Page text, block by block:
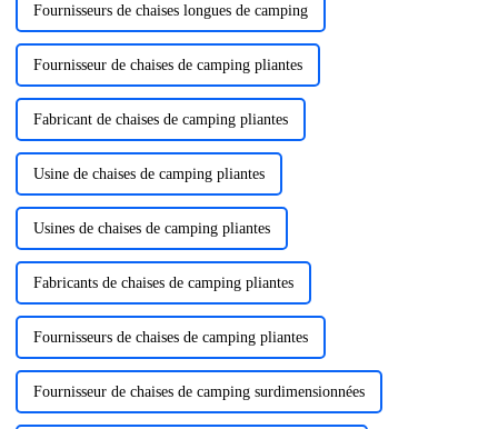
Fournisseurs de chaises longues de camping
Fournisseur de chaises de camping pliantes
Fabricant de chaises de camping pliantes
Usine de chaises de camping pliantes
Usines de chaises de camping pliantes
Fabricants de chaises de camping pliantes
Fournisseurs de chaises de camping pliantes
Fournisseur de chaises de camping surdimensionnées